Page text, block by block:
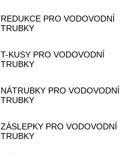
REDUKCE PRO VODOVODNÍ
TRUBKY
T-KUSY PRO VODOVODNÍ
TRUBKY
NÁTRUBKY PRO VODOVODNÍ
TRUBKY
ZÁSLEPKY PRO VODOVODNÍ
TRUBKY